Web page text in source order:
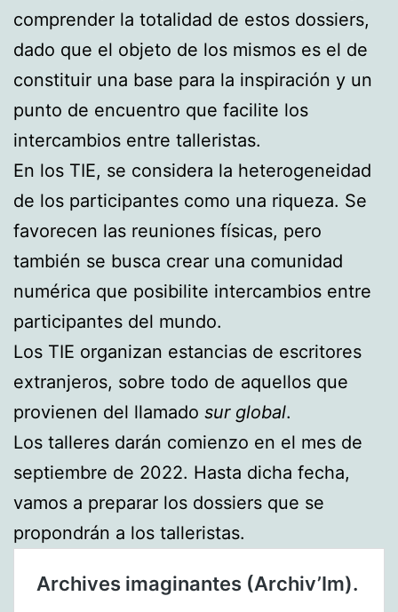
comprender la totalidad de estos dossiers,
dado que el objeto de los mismos es el de
constituir una base para la inspiración y un
punto de encuentro que facilite los
intercambios entre talleristas.
En los TIE, se considera la heterogeneidad
de los participantes como una riqueza. Se
favorecen las reuniones físicas, pero
también se busca crear una comunidad
numérica que posibilite intercambios entre
participantes del mundo.
Los TIE organizan estancias de escritores
extranjeros, sobre todo de aquellos que
provienen del llamado sur global.
Los talleres darán comienzo en el mes de
septiembre de 2022. Hasta dicha fecha,
vamos a preparar los dossiers que se
propondrán a los talleristas.